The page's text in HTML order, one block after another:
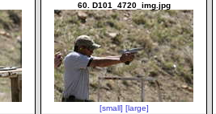
60. D101_4720_img.jpg
[small] [large]